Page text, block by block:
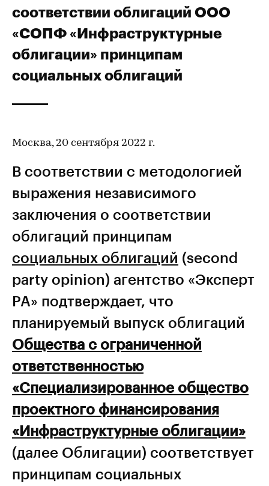
соответствии облигаций ООО
«СОПФ «Инфраструктурные
облигации» принципам
социальных облигаций
Москва, 20 сентября 2022 г.
В соответствии с методологией
выражения независимого
заключения о соответствии
облигаций принципам
социальных облигаций (second
party opinion) агентство «Эксперт
РА» подтверждает, что
планируемый выпуск облигаций
Общества с ограниченной
ответственностью
«Специализированное общество
проектного финансирования
«Инфраструктурные облигации»
(далее Облигации) соответствует
принципам социальных